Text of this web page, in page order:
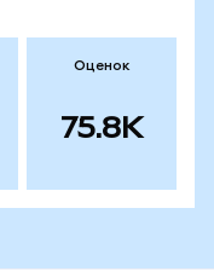
Оценок
75.8K